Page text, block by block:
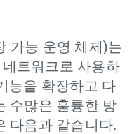
가능 운영 체제)는
트워크로 사용하
능을 확장하고 다
수많은 훌륭한 방
다음과 같습니다.